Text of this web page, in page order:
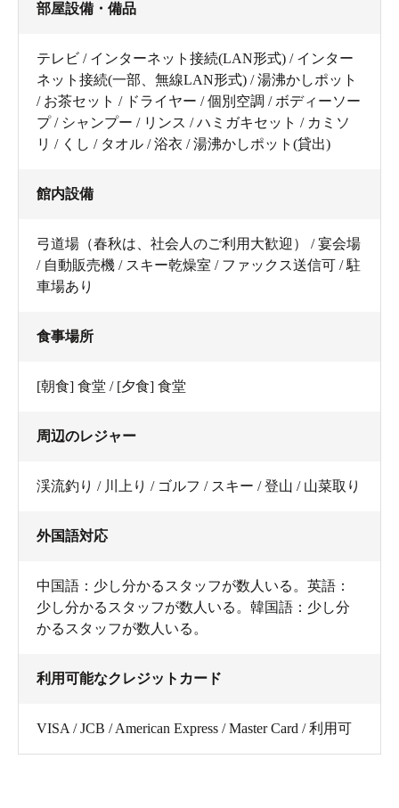
部屋設備・備品
テレビ / インターネット接続(LAN形式) / インター
ネット接続(一部、無線LAN形式) / 湯沸かしポット
/ お茶セット / ドライヤー / 個別空調 / ボディーソー
プ / シャンプー / リンス / ハミガキセット / カミソ
リ / くし / タオル / 浴衣 / 湯沸かしポット(貸出)
館内設備
弓道場（春秋は、社会人のご利用大歓迎） / 宴会場
/ 自動販売機 / スキー乾燥室 / ファックス送信可 / 駐
車場あり
食事場所
[朝食] 食堂 / [夕食] 食堂
周辺のレジャー
渓流釣り / 川上り / ゴルフ / スキー / 登山 / 山菜取り
外国語対応
中国語：少し分かるスタッフが数人いる。英語：
少し分かるスタッフが数人いる。韓国語：少し分
かるスタッフが数人いる。
利用可能なクレジットカード
VISA / JCB / American Express / Master Card / 利用可